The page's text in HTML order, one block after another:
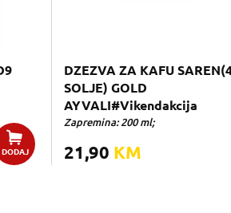
DODAJ
DZEZVA ZA KAFU
SOLJE) GOLD
AYVALI#Vikendakcija
Zapremina: 200 ml;
21,90 KM